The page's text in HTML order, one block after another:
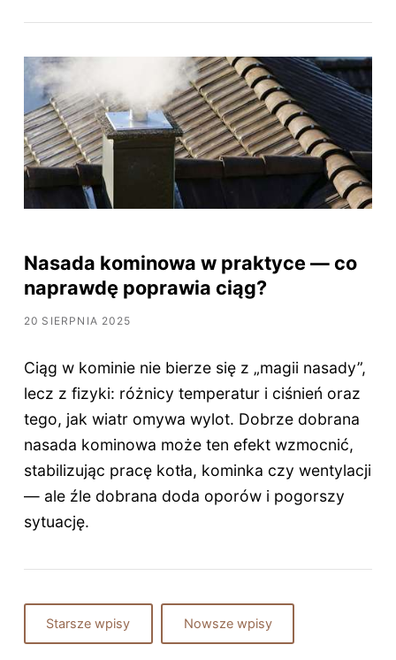
Nasada kominowa w praktyce — co
naprawdę poprawia ciąg?
20 SIERPNIA 2025
Ciąg w kominie nie bierze się z „magii nasady”,
lecz z fizyki: różnicy temperatur i ciśnień oraz
tego, jak wiatr omywa wylot. Dobrze dobrana
nasada kominowa może ten efekt wzmocnić,
stabilizując pracę kotła, kominka czy wentylacji
— ale źle dobrana doda oporów i pogorszy
sytuację.
Starsze wpisy Nowsze wpisy